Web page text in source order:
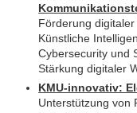
Förderung
Künstliche
Cybersecurity und
Stärkung digitaler
KMU-innovativ:
Unterstützung von